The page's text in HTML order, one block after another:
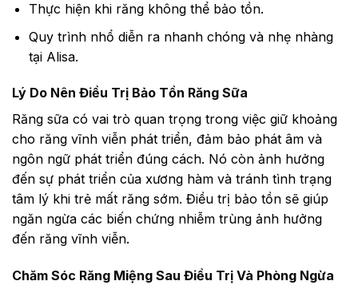
Thực hiện khi răng không thể bảo tồn.
Quy trình nhổ diễn ra nhanh chóng và nhẹ nhàng
tại Alisa.
Lý Do Nên Điều Trị Bảo Tồn Răng Sữa
Răng sữa có vai trò quan trọng trong việc giữ khoảng
cho răng vĩnh viễn phát triển, đảm bảo phát âm và
ngôn ngữ phát triển đúng cách. Nó còn ảnh hưởng
đến sự phát triển của xương hàm và tránh tình trạng
tâm lý khi trẻ mất răng sớm. Điều trị bảo tồn sẽ giúp
ngăn ngừa các biến chứng nhiễm trùng ảnh hưởng
đến răng vĩnh viễn.
Chăm Sóc Răng Miệng Sau Điều Trị Và Phòng Ngừa